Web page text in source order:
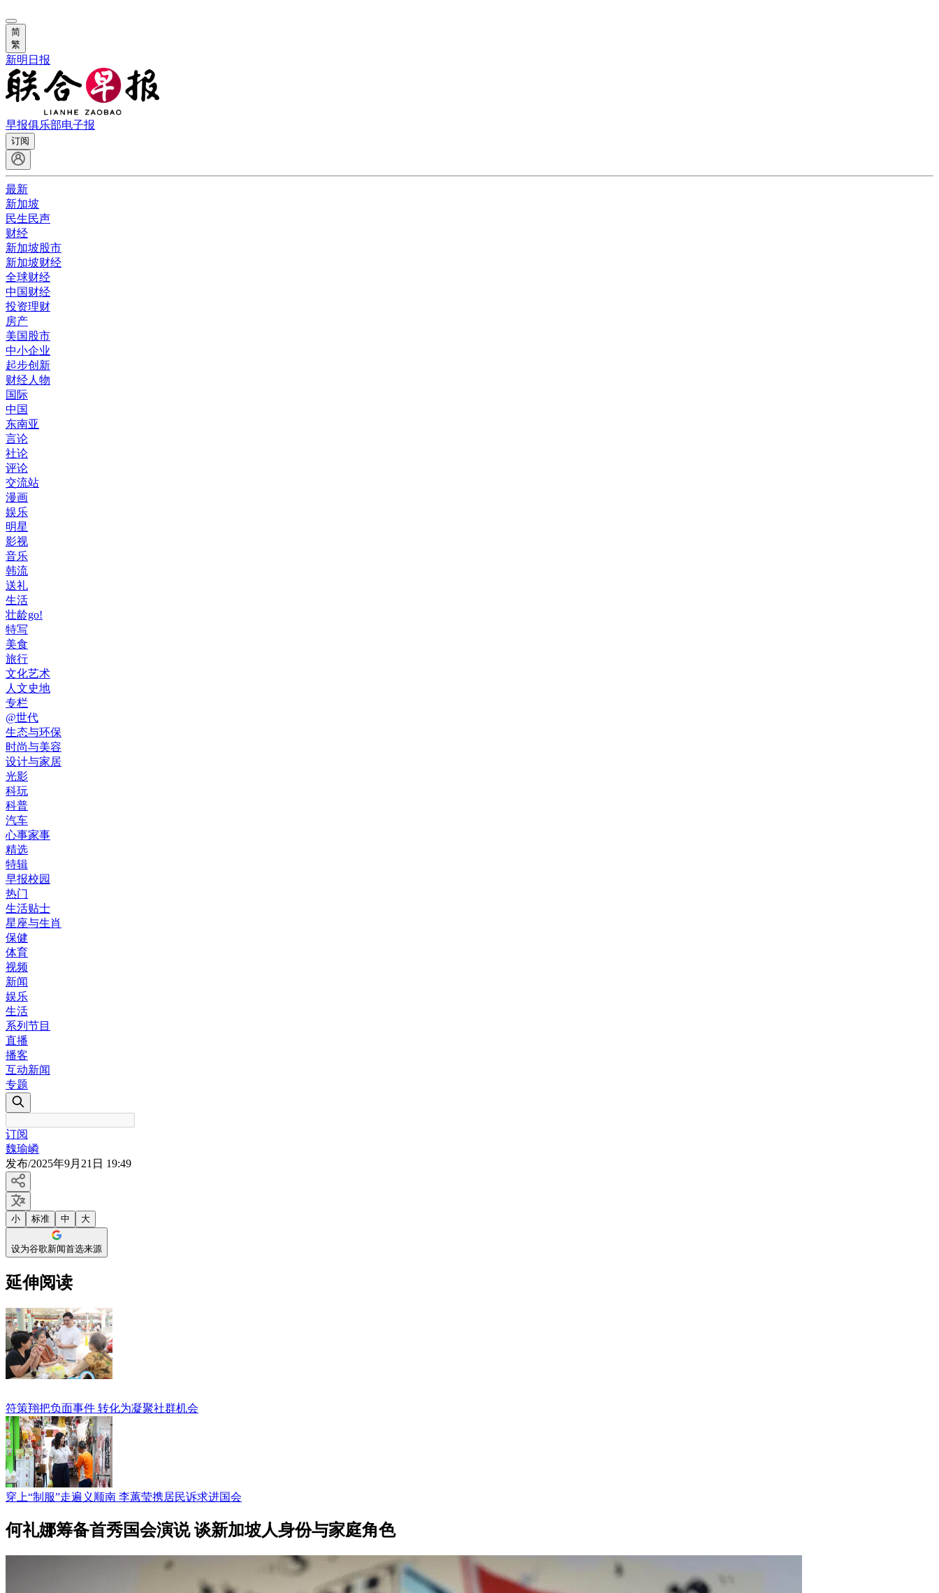
简
繁
新明日报
早报俱乐部电子报
订阅
最新
新加坡
民生民声
财经
新加坡股市
新加坡财经
全球财经
中国财经
投资理财
房产
美国股市
中小企业
起步创新
财经人物
国际
中国
东南亚
言论
社论
评论
交流站
漫画
娱乐
明星
影视
音乐
韩流
送礼
生活
壮龄go!
特写
美食
旅行
文化艺术
人文史地
专栏
@世代
生态与环保
时尚与美容
设计与家居
光影
科玩
科普
汽车
心事家事
精选
特辑
早报校园
热门
生活贴士
星座与生肖
保健
体育
视频
新闻
娱乐
生活
系列节目
直播
播客
互动新闻
专题
订阅
魏瑜嶙
发布/2025年9月21日 19:49
小 标准 中 大
设为谷歌新闻首选来源
延伸阅读
符策翔把负面事件 转化为凝聚社群机会
穿上“制服”走遍义顺南 李蕙莹携居民诉求进国会
何礼娜筹备首秀国会演说 谈新加坡人身份与家庭角色